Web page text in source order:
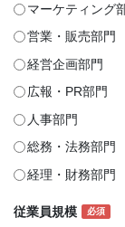
マーケティング
営業・販売部門
経営企画部門
広報・PR部門
人事部門
総務・法務部門
経理・財務部門
従業員規模 必須